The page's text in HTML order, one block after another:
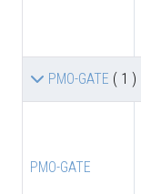
PMO-GATE ( 1 )
PMO-GATE